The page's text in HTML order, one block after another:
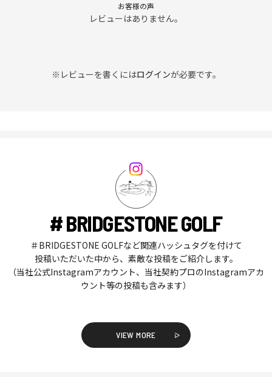
お客様の声
レビューはありません。
※レビューを書くにはログインが必要です。
# BRIDGESTONE GOLF
＃BRIDGESTONE GOLFなど関連ハッシュタグを付けて
投稿いただいた中から、素敵な投稿をご紹介します。
（当社公式Instagramアカウント、当社契約プロのInstagramアカ
ウント等の投稿も含みます）
VIEW MORE